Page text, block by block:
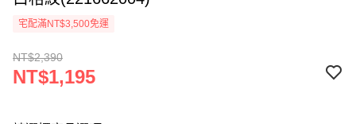
宅配滿NT$3,500免運
NT$2,390
NT$1,195